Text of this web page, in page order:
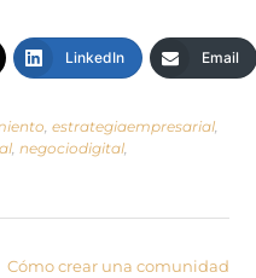
LinkedIn Email
, estrategiaempresarial,
, negociodigital,
Cómo crear una comunidad